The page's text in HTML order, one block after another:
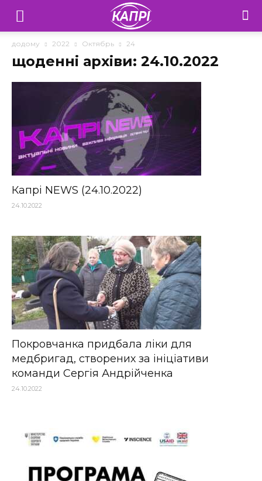
Телебачення
«Капрі»
Донеччини
додому 2022 Октябрь 24
щоденні архіви: 24.10.2022
Капрі NEWS (24.10.2022)
24.10.2022
Покровчанка придбала ліки для
медбригад, створених за ініціативи
команди Сергія Андрійченка
24.10.2022